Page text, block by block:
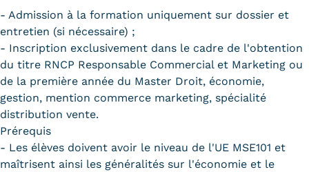
Lexique
Téléchargements
Qualiopi
Mobilité internationale et
- Admission à la formation uniquement sur dossier et
entretien (si nécessaire) ;
- Inscription exclusivement dans le cadre de l'obtention
du titre RNCP Responsable Commercial et Marketing ou
de la première année du Master Droit, économie,
gestion, mention commerce marketing, spécialité
distribution vente.
Prérequis
- Les élèves doivent avoir le niveau de l'UE MSE101 et
maîtrisent ainsi les généralités sur l'économie et le